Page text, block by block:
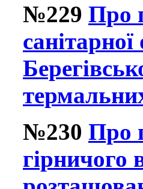
№229 Про
№230 Про
гірничого